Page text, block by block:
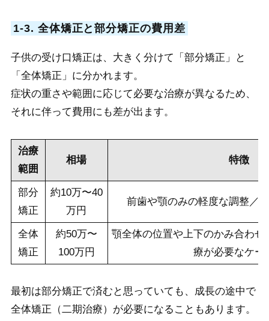
1-3. 全体矯正と部分矯正の費用差
子供の受け口矯正は、大きく分けて「部分矯正」と
「全体矯正」に分かれます。
症状の重さや範囲に応じて必要な治療が異なるため、
それに伴って費用にも差が出ます。
治療
範囲
相場 特徴
部分
矯正
約10万〜40
万円
前歯や顎のみの軽度な調整／
全体
矯正
約50万〜
100万円
顎全体の位置や上下のかみ合わ
療が必要なケー
最初は部分矯正で済むと思っていても、成長の途中で
全体矯正（二期治療）が必要になることもあります。